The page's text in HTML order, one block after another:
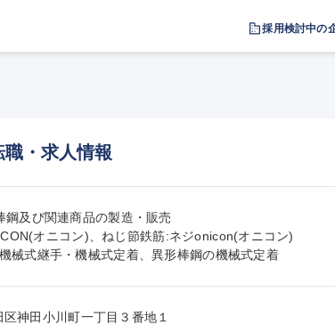
採用検討中の
・求人情報
鋼及び関連商品の製造・販売
オニコン)、ねじ節鉄筋:ネジonicon(オニコン)
継手・機械式定着、異形棒鋼の機械式定着
神田小川町一丁目３番地１